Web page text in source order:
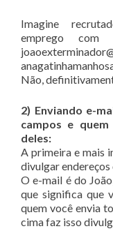
Imagine
emprego
Não,
2) Enviando e-
campos e
deles:
A primeira e mais
divulgar endereços
O e-mail é do
que significa que
quem você envia
cima faz isso